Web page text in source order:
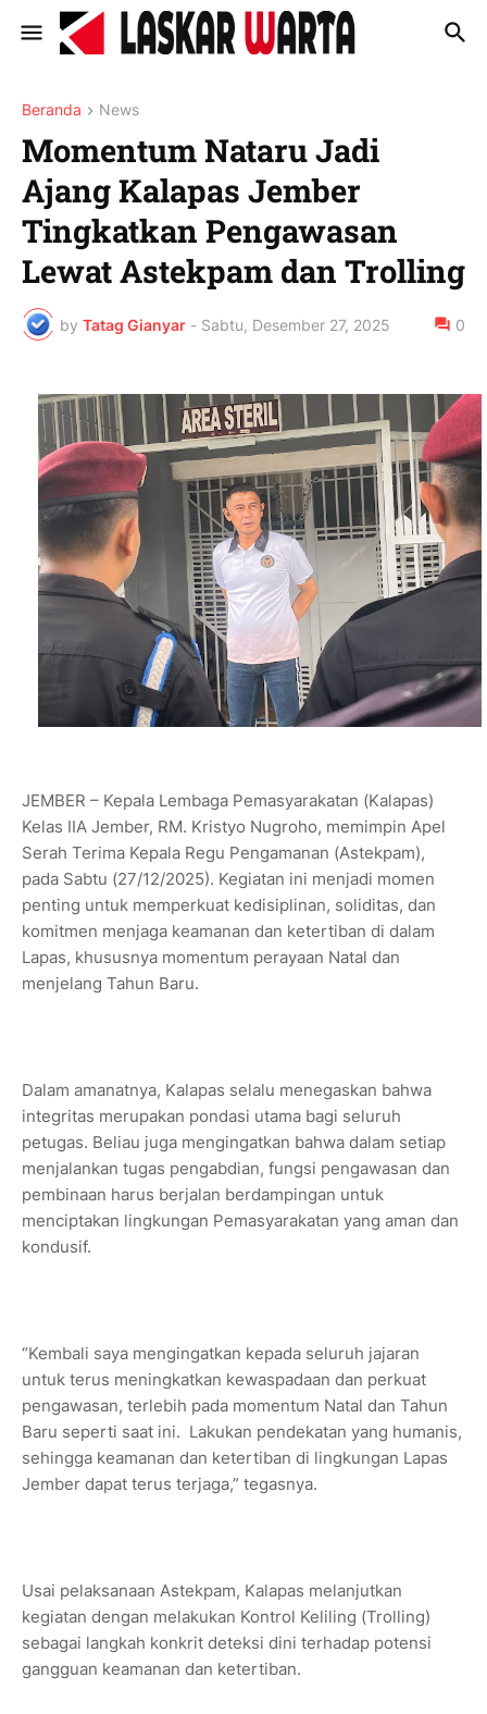
Beranda News
Momentum Nataru Jadi
Ajang Kalapas Jember
Tingkatkan Pengawasan
Lewat Astekpam dan Trolling
by Tatag Gianyar - Sabtu, Desember 27, 2025 0
JEMBER – Kepala Lembaga Pemasyarakatan (Kalapas)
Kelas IIA Jember, RM. Kristyo Nugroho, memimpin Apel
Serah Terima Kepala Regu Pengamanan (Astekpam),
pada Sabtu (27/12/2025). Kegiatan ini menjadi momen
penting untuk memperkuat kedisiplinan, soliditas, dan
komitmen menjaga keamanan dan ketertiban di dalam
Lapas, khususnya momentum perayaan Natal dan
menjelang Tahun Baru.
Dalam amanatnya, Kalapas selalu menegaskan bahwa
integritas merupakan pondasi utama bagi seluruh
petugas. Beliau juga mengingatkan bahwa dalam setiap
menjalankan tugas pengabdian, fungsi pengawasan dan
pembinaan harus berjalan berdampingan untuk
menciptakan lingkungan Pemasyarakatan yang aman dan
kondusif.
“Kembali saya mengingatkan kepada seluruh jajaran
untuk terus meningkatkan kewaspadaan dan perkuat
pengawasan, terlebih pada momentum Natal dan Tahun
Baru seperti saat ini. Lakukan pendekatan yang humanis,
sehingga keamanan dan ketertiban di lingkungan Lapas
Jember dapat terus terjaga,” tegasnya.
Usai pelaksanaan Astekpam, Kalapas melanjutkan
kegiatan dengan melakukan Kontrol Keliling (Trolling)
sebagai langkah konkrit deteksi dini terhadap potensi
gangguan keamanan dan ketertiban.